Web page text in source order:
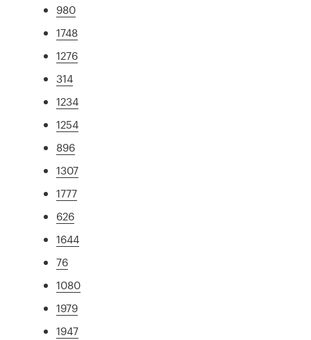
980
1748
1276
314
1234
1254
896
1307
1777
626
1644
76
1080
1979
1947